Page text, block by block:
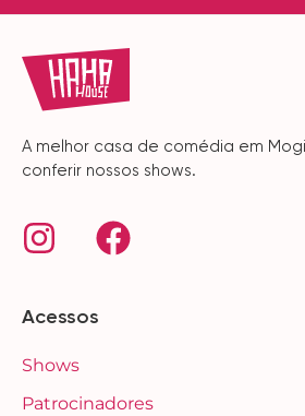
A melhor casa de comédia em
conferir nossos shows.
Acessos
Shows
Patrocinadores